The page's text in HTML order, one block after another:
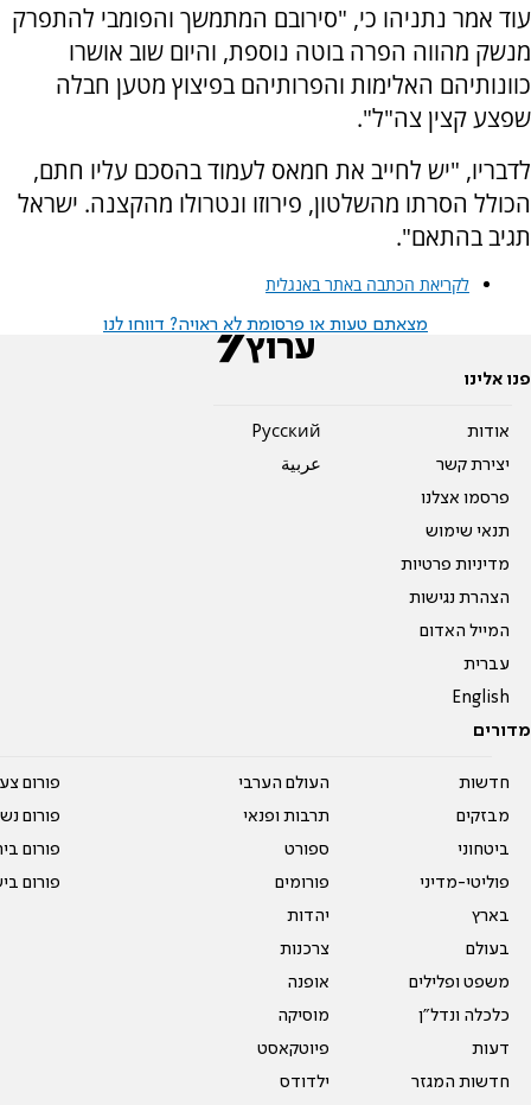
עוד אמר נתניהו כי, "סירובם המתמשך והפומבי להתפרק
מנשק מהווה הפרה בוטה נוספת, והיום שוב אושרו
כוונותיהם האלימות והפרותיהם בפיצוץ מטען חבלה
שפצע קצין צה"ל".
לדבריו, "יש לחייב את חמאס לעמוד בהסכם עליו חתם,
הכולל הסרתו מהשלטון, פירוזו ונטרולו מהקצנה. ישראל
תגיב בהתאם".
לקריאת הכתבה באתר באנגלית
מצאתם טעות או פרסומת לא ראויה? דווחו לנו
פנו אלינו
אודות
יצירת קשר
פרסמו אצלנו
תנאי שימוש
מדיניות פרטיות
הצהרת נגישות
המייל האדום
עברית
English
Pусский
عربية
מדורים
חדשות
מבזקים
ביטחוני
פוליטי-מדיני
בארץ
בעולם
משפט ופלילים
כלכלה ונדל"ן
דעות
חדשות המגזר
העולם הערבי
תרבות ופנאי
ספורט
פורומים
יהדות
צרכנות
אופנה
מוסיקה
פיוטקאסט
ילדודס
פורום
פורום
פורום
פורום